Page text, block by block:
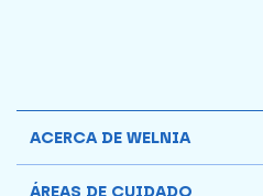
ACERCA DE WELNIA
ÁREAS DE CUIDADO